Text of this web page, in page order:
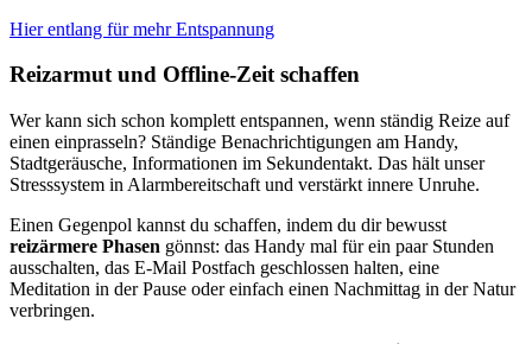
Hier entlang für mehr Entspannung
Reizarmut und Offline-Zeit schaffen
Wer kann sich schon komplett entspannen, wenn ständig Reize auf
einen einprasseln? Ständige Benachrichtigungen am Handy,
Stadtgeräusche, Informationen im Sekundentakt. Das hält unser
Stresssystem in Alarmbereitschaft und verstärkt innere Unruhe.
Einen Gegenpol kannst du schaffen, indem du dir bewusst
reizärmere Phasen gönnst: das Handy mal für ein paar Stunden
ausschalten, das E-Mail Postfach geschlossen halten, eine
Meditation in der Pause oder einfach einen Nachmittag in der Natur
verbringen.